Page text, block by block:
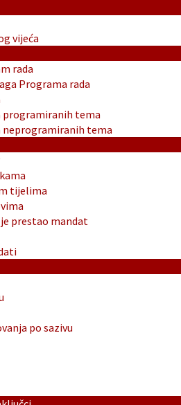
vijeća
rada
Programa rada
tema
tema
tijelima
prestao mandat
po sazivu